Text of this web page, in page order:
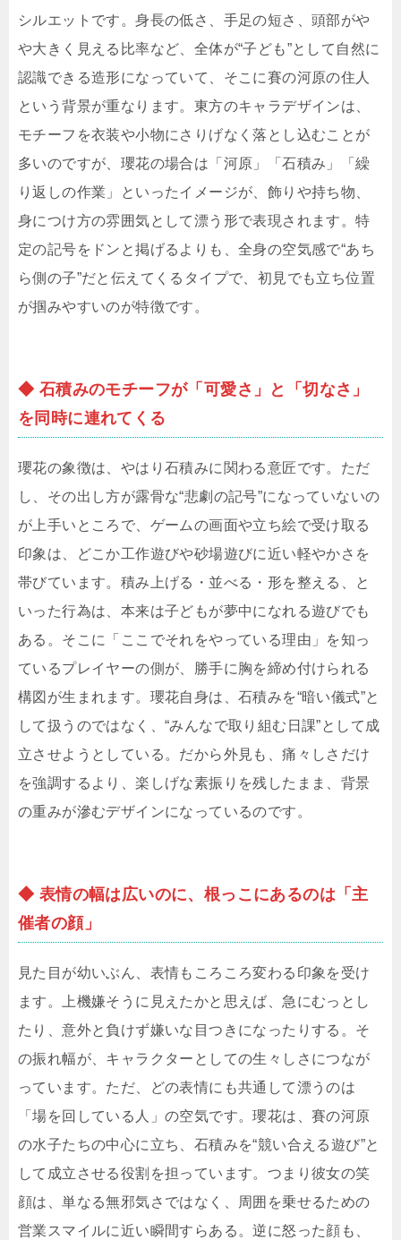
シルエットです。身長の低さ、手足の短さ、頭部がや
や大きく見える比率など、全体が“子ども”として自然に
認識できる造形になっていて、そこに賽の河原の住人
という背景が重なります。東方のキャラデザインは、
モチーフを衣装や小物にさりげなく落とし込むことが
多いのですが、瓔花の場合は「河原」「石積み」「繰
り返しの作業」といったイメージが、飾りや持ち物、
身につけ方の雰囲気として漂う形で表現されます。特
定の記号をドンと掲げるよりも、全身の空気感で“あち
ら側の子”だと伝えてくるタイプで、初見でも立ち位置
が掴みやすいのが特徴です。
◆ 石積みのモチーフが「可愛さ」と「切なさ」
を同時に連れてくる
瓔花の象徴は、やはり石積みに関わる意匠です。ただ
し、その出し方が露骨な“悲劇の記号”になっていないの
が上手いところで、ゲームの画面や立ち絵で受け取る
印象は、どこか工作遊びや砂場遊びに近い軽やかさを
帯びています。積み上げる・並べる・形を整える、と
いった行為は、本来は子どもが夢中になれる遊びでも
ある。そこに「ここでそれをやっている理由」を知っ
ているプレイヤーの側が、勝手に胸を締め付けられる
構図が生まれます。瓔花自身は、石積みを“暗い儀式”と
して扱うのではなく、“みんなで取り組む日課”として成
立させようとしている。だから外見も、痛々しさだけ
を強調するより、楽しげな素振りを残したまま、背景
の重みが滲むデザインになっているのです。
◆ 表情の幅は広いのに、根っこにあるのは「主
催者の顔」
見た目が幼いぶん、表情もころころ変わる印象を受け
ます。上機嫌そうに見えたかと思えば、急にむっとし
たり、意外と負けず嫌いな目つきになったりする。そ
の振れ幅が、キャラクターとしての生々しさにつなが
っています。ただ、どの表情にも共通して漂うのは
「場を回している人」の空気です。瓔花は、賽の河原
の水子たちの中心に立ち、石積みを“競い合える遊び”と
して成立させる役割を担っています。つまり彼女の笑
顔は、単なる無邪気さではなく、周囲を乗せるための
営業スマイルに近い瞬間すらある。逆に怒った顔も、